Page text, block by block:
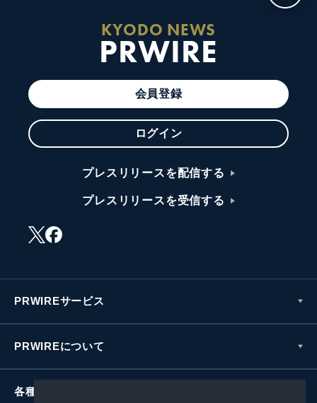
KYODO NEWS
PRWIRE
会員登録
ログイン
プレスリリースを配信する
プレスリリースを受信する
PRWIREサービス
PRWIREについて
各種お問い合わせ